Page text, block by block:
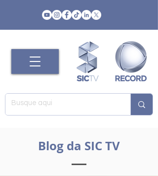
Blog da SIC TV